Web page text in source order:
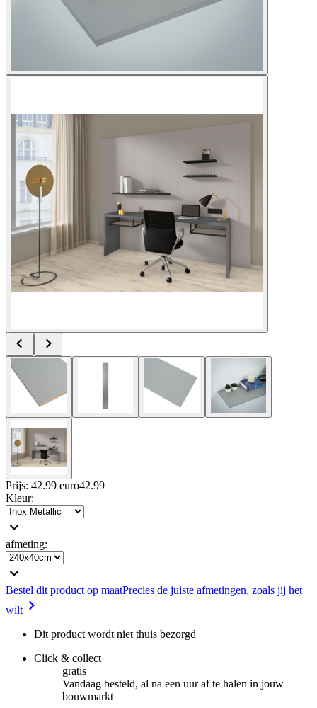
Prijs: 42.99 euro42.99
Kleur:
afmeting:
Bestel dit product op maatPrecies de juiste afmetingen, zoals jij het
wilt
Dit product wordt niet thuis bezorgd
Click & collect
gratis
Vandaag besteld, al na een uur af te halen in jouw
bouwmarkt